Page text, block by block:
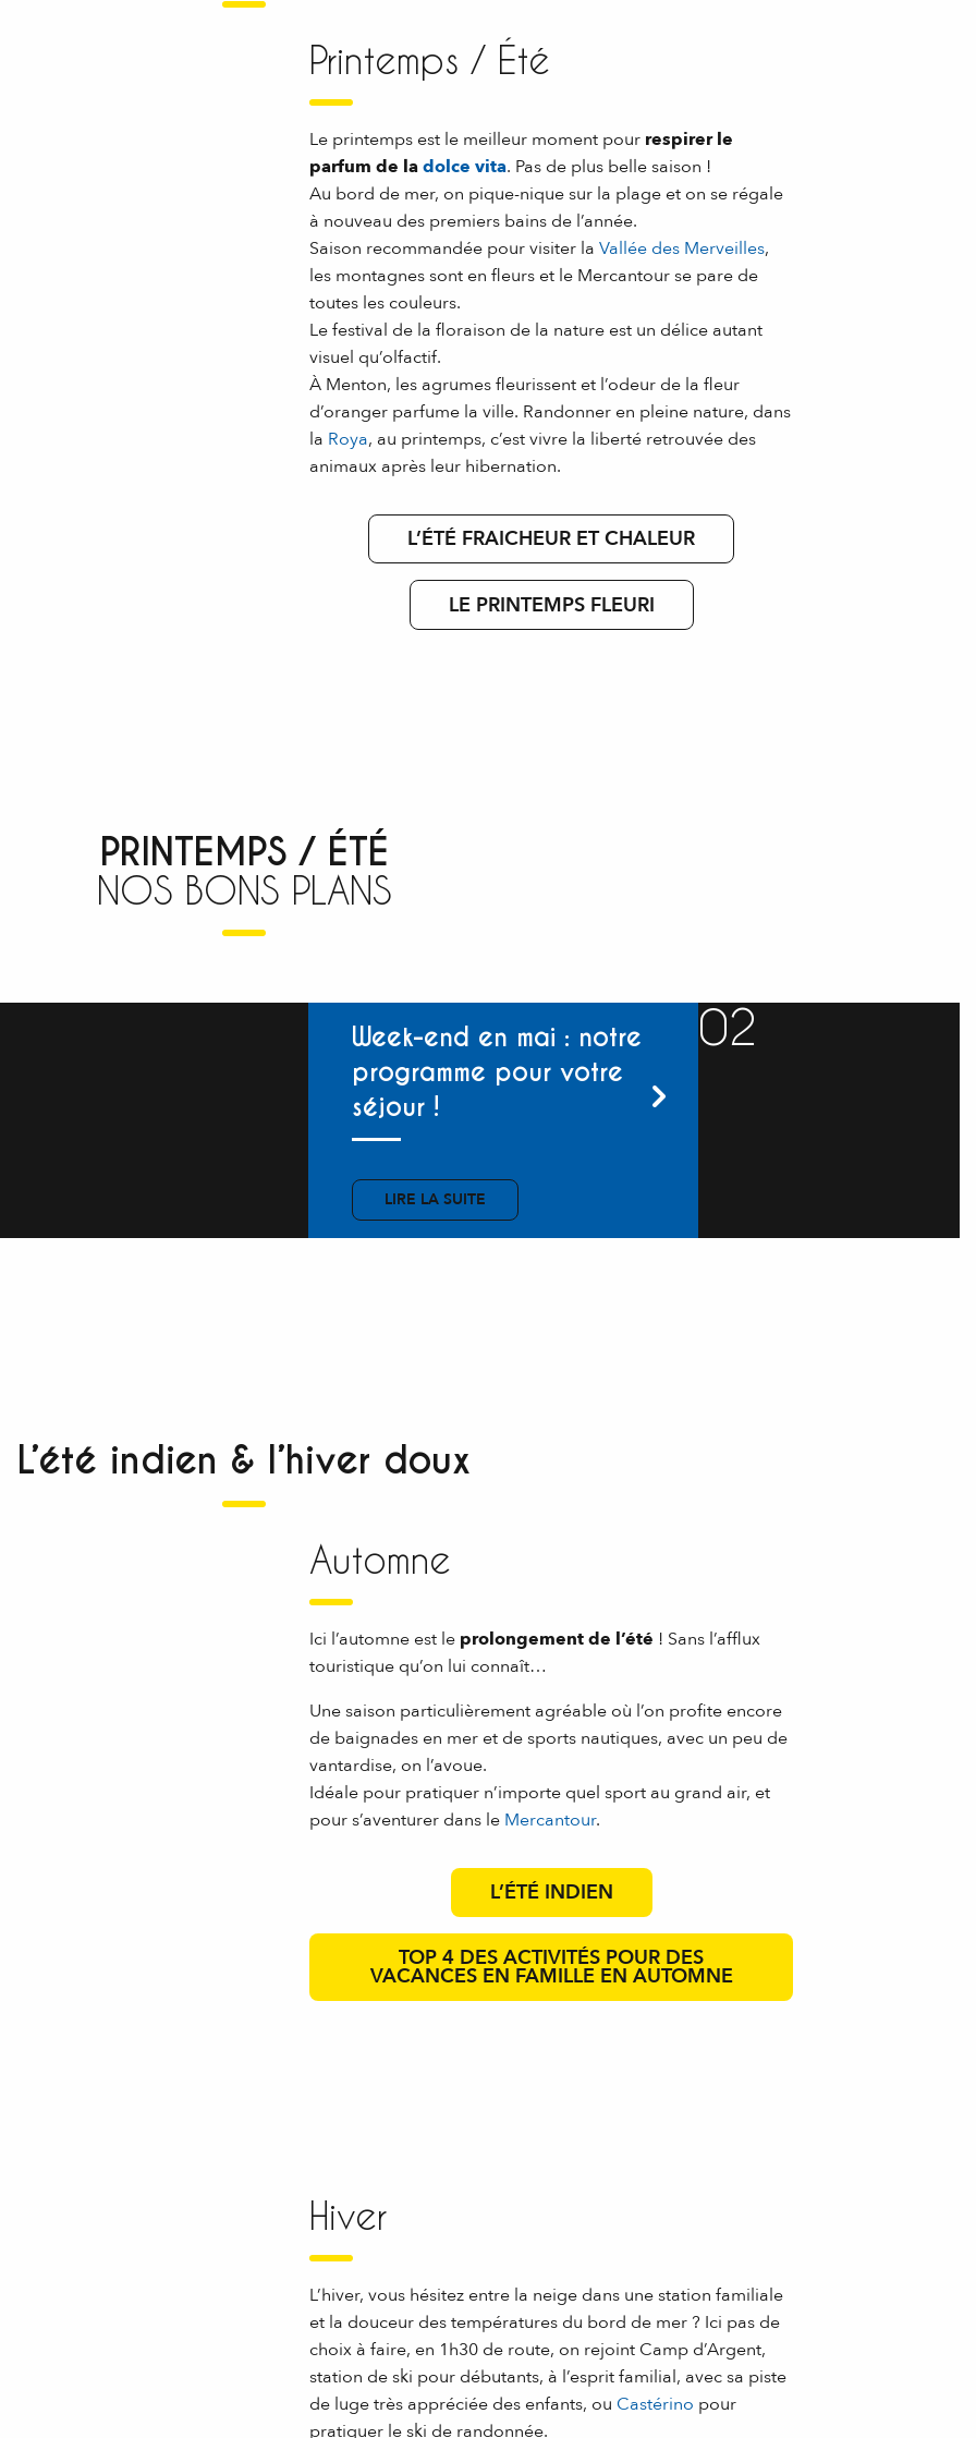
Printemps / Été
Le printemps est le meilleur moment pour respirer le
parfum de ladolce vita. Pas de plus belle saison !
Au bord de mer, on pique-nique sur la plage et on se régale
à nouveau des premiers bains de l’année.
Saison recommandée pour visiter la Vallée des Merveilles,
les montagnes sont en fleurs et le Mercantour se pare de
toutes les couleurs.
Le festival de la floraison de la nature est un délice autant
visuel qu’olfactif.
À Menton, les agrumes fleurissent et l’odeur de la fleur
d’oranger parfume la ville. Randonner en pleine nature, dans
la Roya, au printemps, c’est vivre la liberté retrouvée des
animaux après leur hibernation.
L’ÉTÉ FRAICHEUR ET CHALEUR
LE PRINTEMPS FLEURI
PRINTEMPS / ÉTÉ
NOS BONS PLANS
Week-end en mai : notre
programme pour votre
séjour !
LIRE LA SUITE
02
L’été indien & l’hiver doux
Automne
Ici l’automne est le prolongement de l’été ! Sans l’afflux
touristique qu’on lui connaît…
Une saison particulièrement agréable où l’on profite encore
de baignades en mer et de sports nautiques, avec un peu de
vantardise, on l’avoue.
Idéale pour pratiquer n’importe quel sport au grand air, et
pour s’aventurer dans le Mercantour.
L’ÉTÉ INDIEN
TOP 4 DES ACTIVITÉS POUR DES
VACANCES EN FAMILLE EN AUTOMNE
Hiver
L’hiver, vous hésitez entre la neige dans une station familiale
et la douceur des températures du bord de mer ? Ici pas de
choix à faire, en 1h30 de route, on rejoint Camp d’Argent,
station de ski pour débutants, à l’esprit familial, avec sa piste
de luge très appréciée des enfants, ou Castérino pour
pratiquer le ski de randonnée.